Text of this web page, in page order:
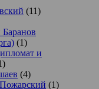
(11)
Баранов
(1)
и
(4)
(1)